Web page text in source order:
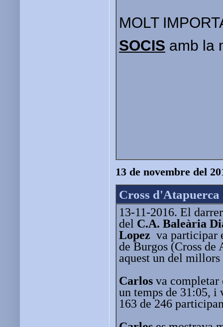
MOLT
SOCIS amb la
13 de novembre del
Cross d'Atapuerca
13-11-2016. El
del C.A. Baleària
Lopez va participar
de Burgos (Cross de
aquest un del
Carlos va completar
un temps de 31:05, i
163 de 246